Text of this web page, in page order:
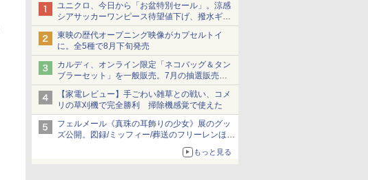
ユニクロ、今日から「お盆特別セール」。涼感
シアサッカーワンピース待望値下げ、撥水ギア
ショーツは1990円に
東映の歴代オープニング映像がカプセルトイ
に。全5種で8月下旬発売
カルディ、オンライン限定「ネコバッグ＆タン
ブラーセット」を一般販売。7月の抽選販売の
当選無効分
【家電レビュー】手ごわい雑草との戦い、コメ
リの草刈機で完全勝利 掃除機感覚で使えた
フェルメール《真珠の耳飾りの少女》展のグッ
ズ公開。図録/ミッフィー/葬送のフリーレンほ
もっと見る